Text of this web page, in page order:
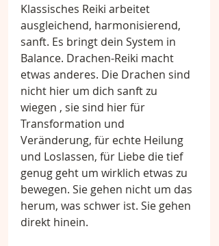
Klassisches Reiki arbeitet
ausgleichend, harmonisierend,
sanft. Es bringt dein System in
Balance. Drachen-Reiki macht
etwas anderes. Die Drachen sind
nicht hier um dich sanft zu
wiegen , sie sind hier für
Transformation und
Veränderung, für echte Heilung
und Loslassen, für Liebe die tief
genug geht um wirklich etwas zu
bewegen. Sie gehen nicht um das
herum, was schwer ist. Sie gehen
direkt hinein.